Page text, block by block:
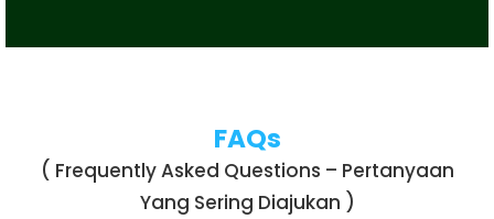
FAQs
( Frequently Asked Questions – Pertanyaan
Yang Sering Diajukan )